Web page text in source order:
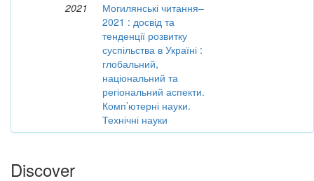
2021
Могилянські читання–
2021 : досвід та
тенденції розвитку
суспільства в Україні :
глобальний,
національний та
регіональний аспекти.
Комп’ютерні науки.
Технічні науки
Discover